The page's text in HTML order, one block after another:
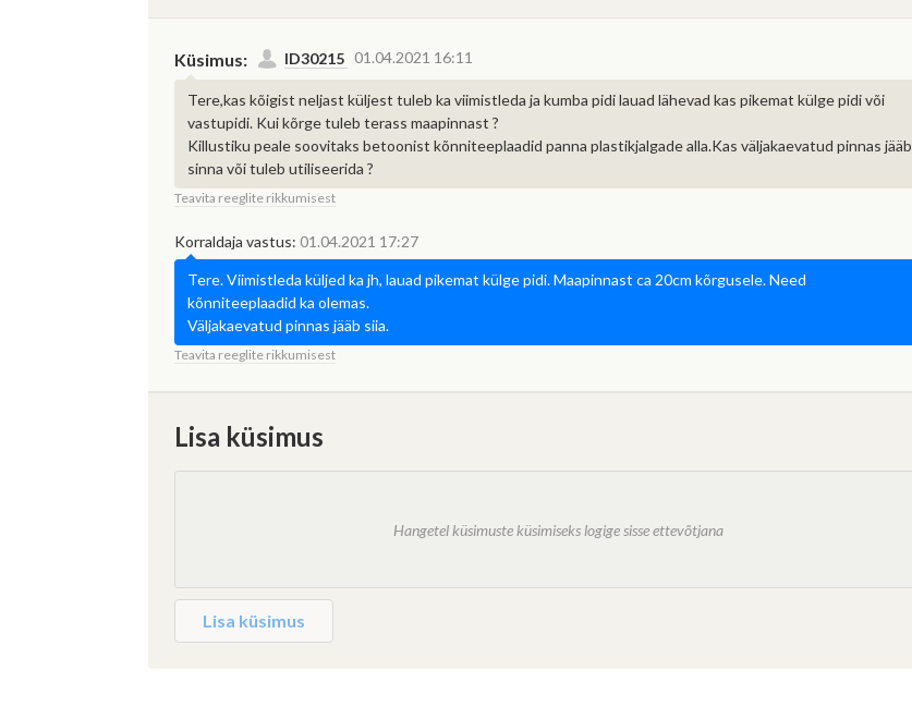
Küsimus: ID30215 01.04.2021 16:11
Tere,kas kõigist neljast küljest tuleb ka viimistleda ja kumba pidi lauad lähevad kas pikemat külge pidi või
vastupidi. Kui kõrge tuleb terass maapinnast ?
Killustiku peale soovitaks betoonist kõnniteeplaadid panna plastikjalgade alla.Kas väljakaevatud pinnas jääb
sinna või tuleb utiliseerida ?
Teavita reeglite rikkumisest
Korraldaja vastus: 01.04.2021 17:27
Tere. Viimistleda küljed ka jh, lauad pikemat külge pidi. Maapinnast ca 20cm kõrgusele. Need
kõnniteeplaadid ka olemas.
Väljakaevatud pinnas jääb siia.
Teavita reeglite rikkumisest
Lisa küsimus
Lisa küsimus